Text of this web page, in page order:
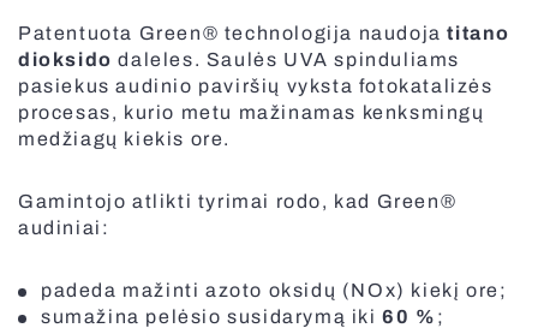
Patentuota Green® technologija naudojatitano
dioksido daleles. Saulės UVA spinduliams
pasiekus audinio paviršių vyksta fotokatalizės
procesas, kurio metu mažinamas kenksmingų
medžiagų kiekis ore.
Gamintojo atlikti tyrimai rodo, kad Green®
audiniai:
padeda mažinti azoto oksidų (NOx) kiekį ore;
sumažina pelėsio susidarymą iki60 % ;